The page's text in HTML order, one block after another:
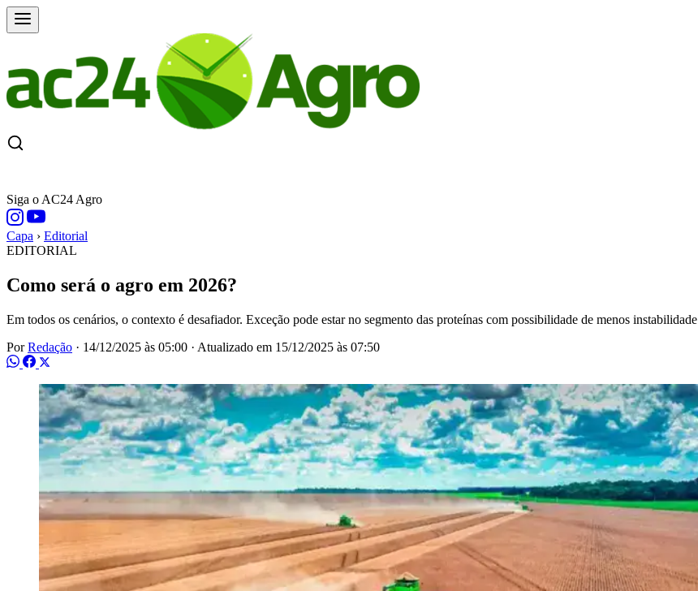
Siga o AC24 Agro
Capa › Editorial
EDITORIAL
Como será o agro em 2026?
Em todos os cenários, o contexto é desafiador. Exceção pode estar no segmento das proteínas com possibilidade de menos instabilidade
PorRedação · 14/12/2025 às 05:00 · Atualizado em 15/12/2025 às 07:50